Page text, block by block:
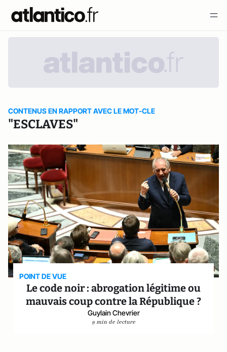
CONTENUS EN RAPPORT AVEC LE MOT-CLE
"ESCLAVES"
POINT DE VUE
Le code noir : abrogation légitime ou
mauvais coup contre la République ?
Guylain Chevrier
9 min de lecture